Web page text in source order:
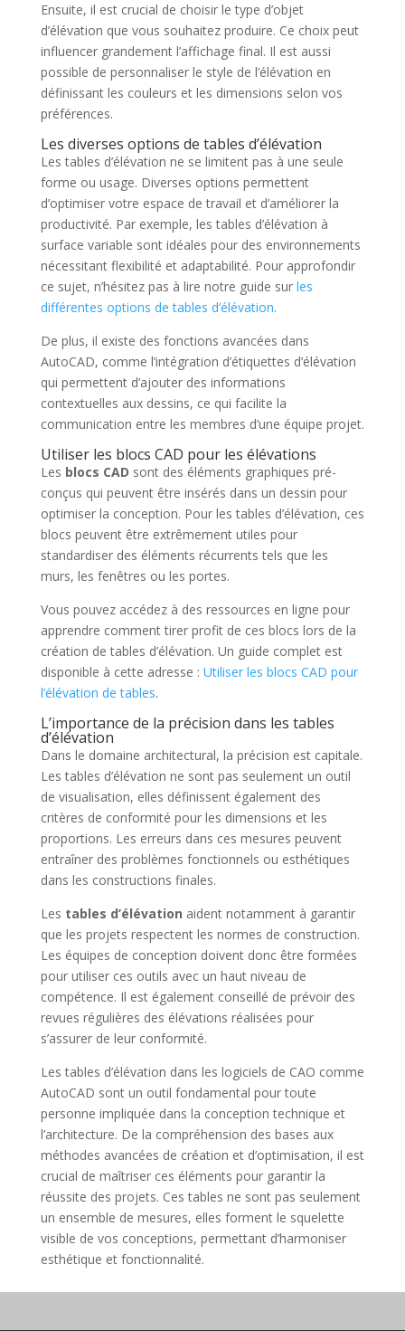
Ensuite, il est crucial de choisir le type d’objet
d’élévation que vous souhaitez produire. Ce choix peut
influencer grandement l’affichage final. Il est aussi
possible de personnaliser le style de l’élévation en
définissant les couleurs et les dimensions selon vos
préférences.
Les diverses options de tables d’élévation
Les tables d’élévation ne se limitent pas à une seule
forme ou usage. Diverses options permettent
d’optimiser votre espace de travail et d’améliorer la
productivité. Par exemple, les tables d’élévation à
surface variable sont idéales pour des environnements
nécessitant flexibilité et adaptabilité. Pour approfondir
ce sujet, n’hésitez pas à lire notre guide sur les
différentes options de tables d’élévation.
De plus, il existe des fonctions avancées dans
AutoCAD, comme l’intégration d’étiquettes d’élévation
qui permettent d’ajouter des informations
contextuelles aux dessins, ce qui facilite la
communication entre les membres d’une équipe projet.
Utiliser les blocs CAD pour les élévations
Les blocs CAD sont des éléments graphiques pré-
conçus qui peuvent être insérés dans un dessin pour
optimiser la conception. Pour les tables d’élévation, ces
blocs peuvent être extrêmement utiles pour
standardiser des éléments récurrents tels que les
murs, les fenêtres ou les portes.
Vous pouvez accédez à des ressources en ligne pour
apprendre comment tirer profit de ces blocs lors de la
création de tables d’élévation. Un guide complet est
disponible à cette adresse : Utiliser les blocs CAD pour
l’élévation de tables.
L’importance de la précision dans les tables
d’élévation
Dans le domaine architectural, la précision est capitale.
Les tables d’élévation ne sont pas seulement un outil
de visualisation, elles définissent également des
critères de conformité pour les dimensions et les
proportions. Les erreurs dans ces mesures peuvent
entraîner des problèmes fonctionnels ou esthétiques
dans les constructions finales.
Les tables d’élévation aident notamment à garantir
que les projets respectent les normes de construction.
Les équipes de conception doivent donc être formées
pour utiliser ces outils avec un haut niveau de
compétence. Il est également conseillé de prévoir des
revues régulières des élévations réalisées pour
s’assurer de leur conformité.
Les tables d’élévation dans les logiciels de CAO comme
AutoCAD sont un outil fondamental pour toute
personne impliquée dans la conception technique et
l’architecture. De la compréhension des bases aux
méthodes avancées de création et d’optimisation, il est
crucial de maîtriser ces éléments pour garantir la
réussite des projets. Ces tables ne sont pas seulement
un ensemble de mesures, elles forment le squelette
visible de vos conceptions, permettant d’harmoniser
esthétique et fonctionnalité.